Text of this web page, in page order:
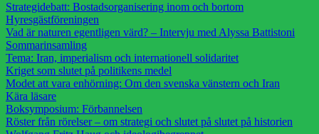
Strategidebatt: Bostadsorganisering inom och bortom
Hyresgästföreningen
Vad är naturen egentligen värd? – Intervju med Alyssa Battistoni
Sommarinsamling
Tema: Iran, imperialism och internationell solidaritet
Kriget som slutet på politikens medel
Modet att vara enhörning: Om den svenska vänstern och Iran
Kära läsare
Boksymposium: Förbannelsen
Röster från rörelser – om strategi och slutet på slutet på historien